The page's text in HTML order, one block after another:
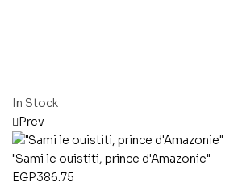
In Stock
Prev
"Sami le ouistiti, prince d'Amazonie"
EGP386.75